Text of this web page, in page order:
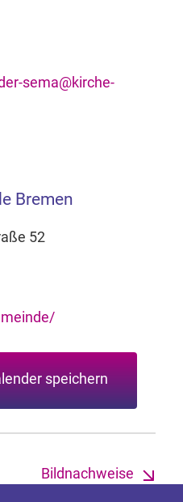
sema@kirche-
Bremen
52
speichern
Bildnachweise